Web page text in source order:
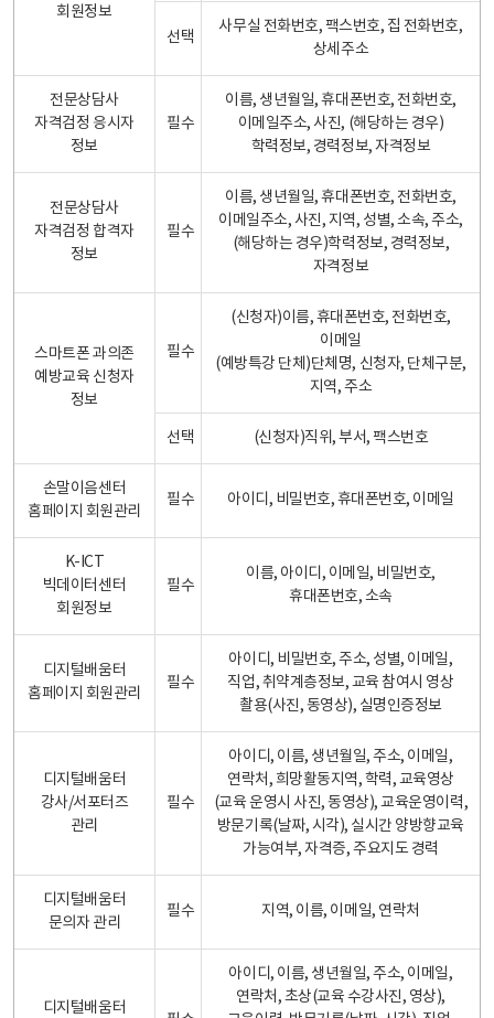
회원정보
선택
사무실 전화번호, 팩스번호, 집 전화번호,
상세주소
전문상담사
자격검정 응시자
정보
필수
이름, 생년월일, 휴대폰번호, 전화번호,
이메일주소, 사진, (해당하는 경우)
학력정보, 경력정보, 자격정보
전문상담사
자격검정 합격자
정보
필수
이름, 생년월일, 휴대폰번호, 전화번호,
이메일주소, 사진, 지역, 성별, 소속, 주소,
(해당하는 경우)학력정보, 경력정보,
자격정보
스마트폰 과의존
예방교육 신청자
정보
필수
(신청자)이름, 휴대폰번호, 전화번호,
이메일
(예방특강 단체)단체명, 신청자, 단체구분,
지역, 주소
선택 (신청자)직위, 부서, 팩스번호
손말이음센터
홈페이지 회원관리
필수 아이디, 비밀번호, 휴대폰번호, 이메일
K-ICT
빅데이터센터
회원정보
필수
이름, 아이디, 이메일, 비밀번호,
휴대폰번호, 소속
디지털배움터
홈페이지 회원관리
필수
아이디, 비밀번호, 주소, 성별, 이메일,
직업, 취약계층정보, 교육 참여시 영상
촬용(사진, 동영상), 실명인증정보
디지털배움터
강사/서포터즈
관리
필수
아이디, 이름, 생년월일, 주소, 이메일,
연락처, 희망활동지역, 학력, 교육영상
(교육 운영시 사진, 동영상), 교육운영이력,
방문기록(날짜, 시각), 실시간 양방향교육
가능여부, 자격증, 주요지도 경력
디지털배움터
문의자 관리
필수 지역, 이름, 이메일, 연락처
디지털배움터
아이디, 이름, 생년월일, 주소, 이메일,
연락처, 초상(교육 수강사진, 영상),